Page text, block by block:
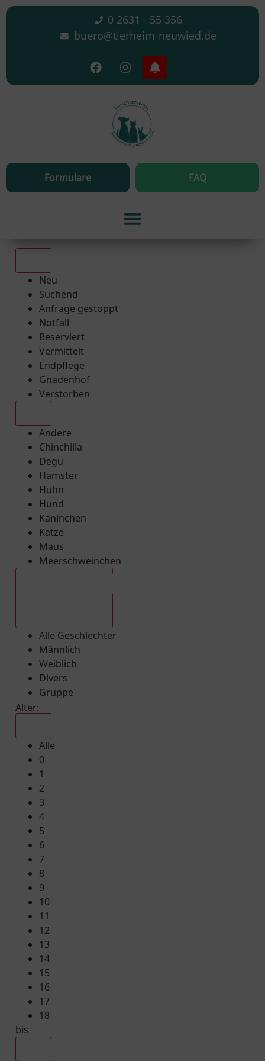
0 2631 - 55 356
buero@tierheim-neuwied.de
Formulare FAQ
Neu
Suchend
Anfrage gestoppt
Notfall
Reserviert
Vermittelt
Endpflege
Gnadenhof
Verstorben
Andere
Chinchilla
Degu
Hamster
Huhn
Hund
Kaninchen
Katze
Maus
Meerschweinchen
Alle Geschlechter
Männlich
Weiblich
Divers
Gruppe
Alter:
Alle
0
1
2
3
4
5
6
7
8
9
10
11
12
13
14
15
16
17
18
bis